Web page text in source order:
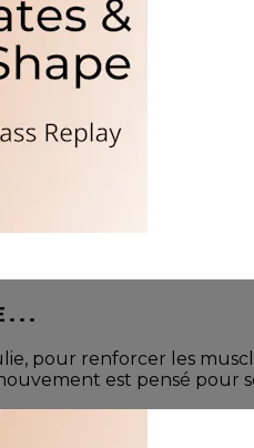
pour renforcer les
est pensé